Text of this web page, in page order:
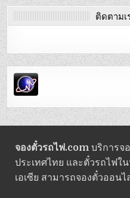
ติดตามเร
จองตั๋วรถไฟ.comบริการจ
ประเทศไทย และตั๋วรถไฟใ
เอเซีย สามารถจองตั๋วออน